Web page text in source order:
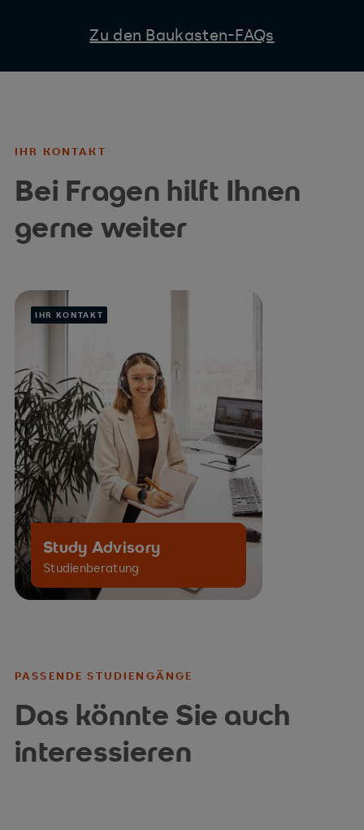
Zu den Baukasten-FAQs
IHR KONTAKT
Bei Fragen hilft Ihnen
gerne weiter
IHR KONTAKT
Study Advisory
Studienberatung
PASSENDE STUDIENGÄNGE
Das könnte Sie auch
interessieren